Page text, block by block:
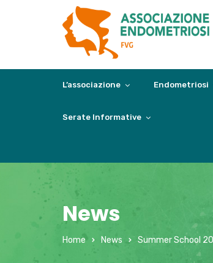
L’associazione Endometriosi
Serate Informative
News
Home News Summer School